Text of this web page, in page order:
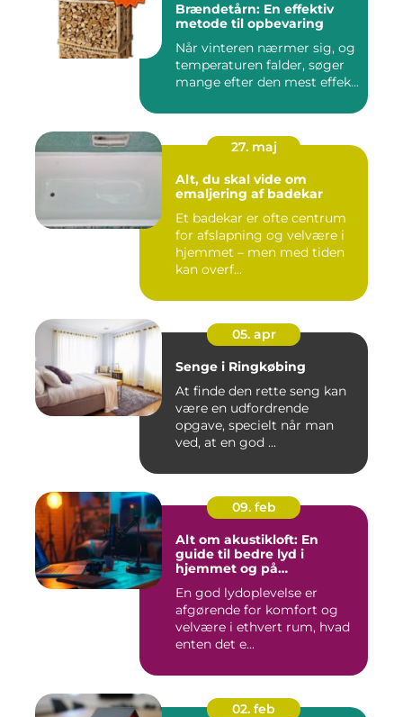
Brændetårn: En effektiv
metode til opbevaring
Når vinteren nærmer sig, og
temperaturen falder, søger
mange efter den mest effek...
27. maj
Alt, du skal vide om
emaljering af badekar
Et badekar er ofte centrum
for afslapning og velvære i
hjemmet – men med tiden
kan overf...
05. apr
Senge i Ringkøbing
At finde den rette seng kan
være en udfordrende
opgave, specielt når man
ved, at en god ...
09. feb
Alt om akustikloft: En
guide til bedre lyd i
hjemmet og på
En god lydoplevelse er
afgørende for komfort og
velvære i ethvert rum, hvad
enten det e...
02. feb